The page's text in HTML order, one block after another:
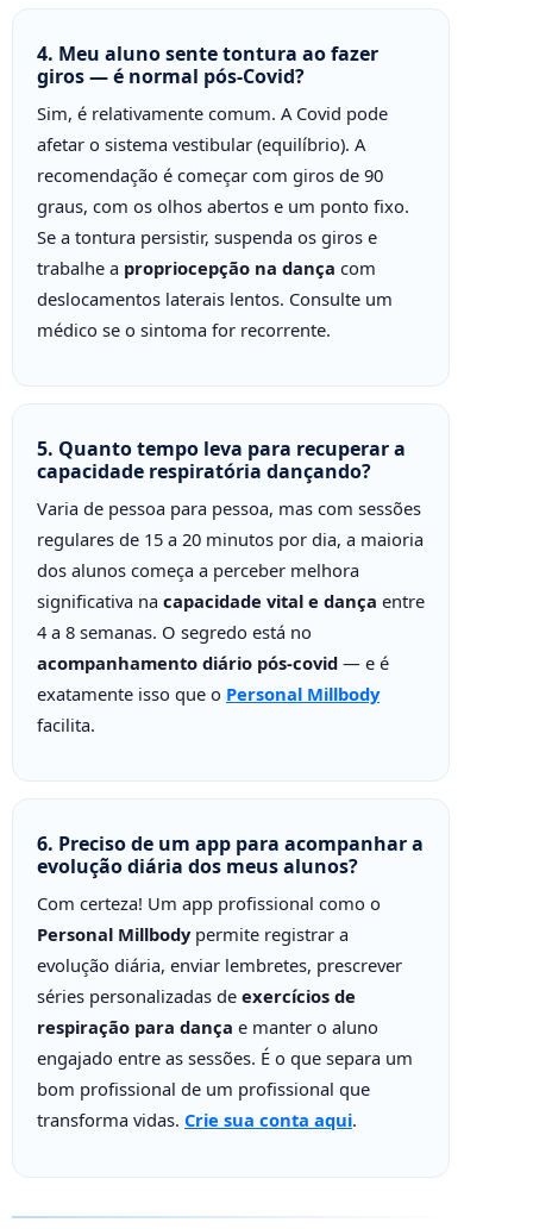
4. Meu aluno sente tontura ao fazer
giros — é normal pós-Covid?
Sim, é relativamente comum. A Covid pode
afetar o sistema vestibular (equilíbrio). A
recomendação é começar com giros de 90
graus, com os olhos abertos e um ponto fixo.
Se a tontura persistir, suspenda os giros e
trabalhe a propriocepção na dança com
deslocamentos laterais lentos. Consulte um
médico se o sintoma for recorrente.
5. Quanto tempo leva para recuperar a
capacidade respiratória dançando?
Varia de pessoa para pessoa, mas com sessões
regulares de 15 a 20 minutos por dia, a maioria
dos alunos começa a perceber melhora
significativa na capacidade vital e dança entre
4 a 8 semanas. O segredo está no
acompanhamento diário pós-covid — e é
exatamente isso que o Personal Millbody
facilita.
6. Preciso de um app para acompanhar a
evolução diária dos meus alunos?
Com certeza! Um app profissional como o
Personal Millbodypermite registrar a
evolução diária, enviar lembretes, prescrever
séries personalizadas de exercícios de
respiração para dança e manter o aluno
engajado entre as sessões. É o que separa um
bom profissional de um profissional que
transforma vidas. Crie sua conta aqui.